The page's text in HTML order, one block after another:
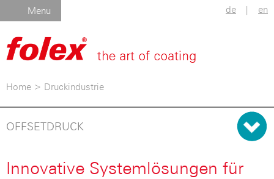
Menu de | en
Home > Druckindustrie
OFFSETDRUCK
Innovative Systemlösungen für